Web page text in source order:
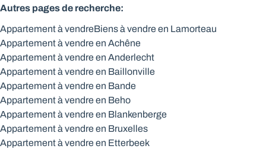
Autres pages de recherche:
Appartement à vendreBiens à vendre en Lamorteau
Appartement à vendre en Achêne
Appartement à vendre en Anderlecht
Appartement à vendre en Baillonville
Appartement à vendre en Bande
Appartement à vendre en Beho
Appartement à vendre en Blankenberge
Appartement à vendre en Bruxelles
Appartement à vendre en Etterbeek